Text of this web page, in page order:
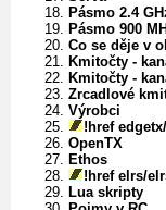
Pásmo 2.4
Pásmo 900
Co se děje v
Kmitočty -
Kmitočty -
Zrcadlové
Výrobci
!href
OpenTX
Ethos
!href elrs/
Lua skripty